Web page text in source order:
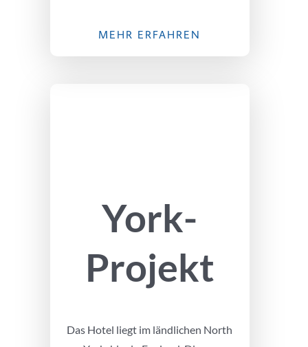
MEHR ERFAHREN
York-
Projekt
Das Hotel liegt im ländlichen North